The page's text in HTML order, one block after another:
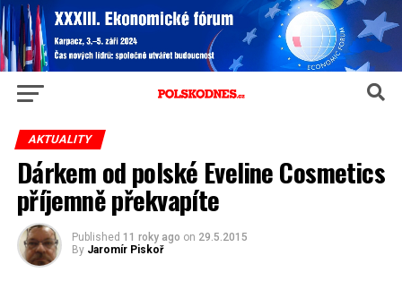
AKTUALITY
Dárkem od polské Eveline Cosmetics
příjemně překvapíte
Published 11 roky ago on 29.5.2015
By Jaromír Piskoř